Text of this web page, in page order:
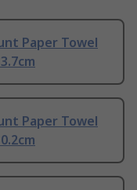
Paper Towel
Paper Towel